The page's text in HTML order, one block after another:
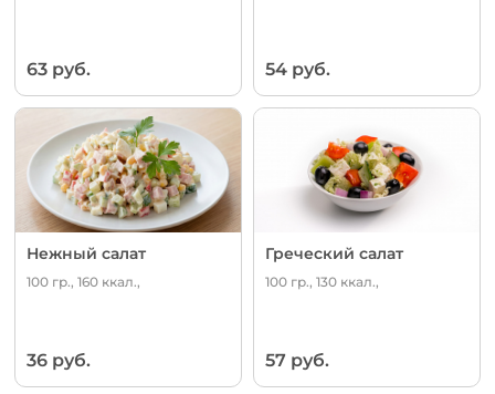
63 руб. 54 руб.
Нежный салат
100 гр., 160 ккал.,
36 руб.
Греческий салат
100 гр., 130 ккал.,
57 руб.